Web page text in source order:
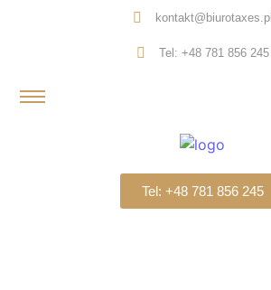
kontakt@biurotaxes.pl
Tel: +48 781 856 245
Tel: +48 781 856 245